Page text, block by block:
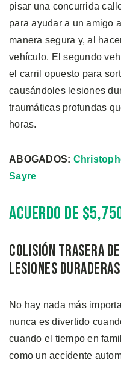
pisar una concurrida
para ayudar a un amigo
manera segura y, al
vehículo. El segundo
el carril opuesto para
causándoles lesiones
traumáticas profundas
horas.
ABOGADOS:
Sayre
Acuerdo de
Colisión trasera
lesiones duraderas
No hay nada más
nunca es divertido
cuando el tiempo en
como un accidente